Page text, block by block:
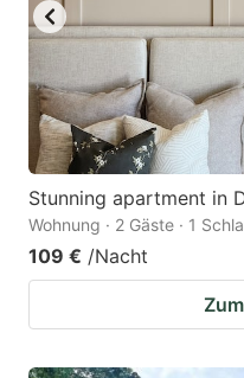
Stunning apartment in
Wohnung · 2 Gäste · 1
109 € /Nacht